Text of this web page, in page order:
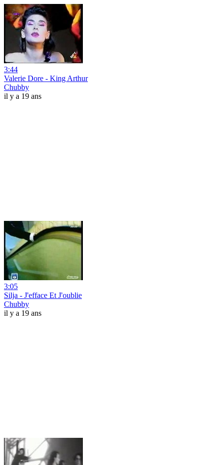
3:44
Valerie Dore - King Arthur
Chubby
il y a 19 ans
3:05
Silja - J'efface Et J'oublie
Chubby
il y a 19 ans